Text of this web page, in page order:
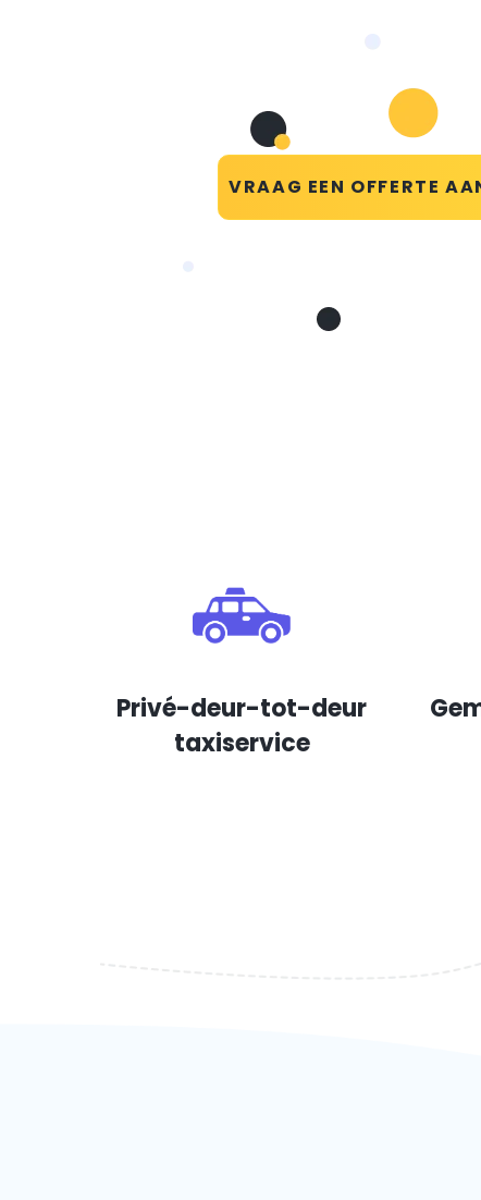
VRAAG EEN OFFERTE
Privé-deur-tot-deur
taxiservice